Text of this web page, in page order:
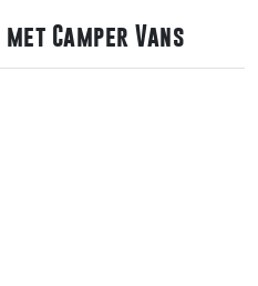
Camper Vans